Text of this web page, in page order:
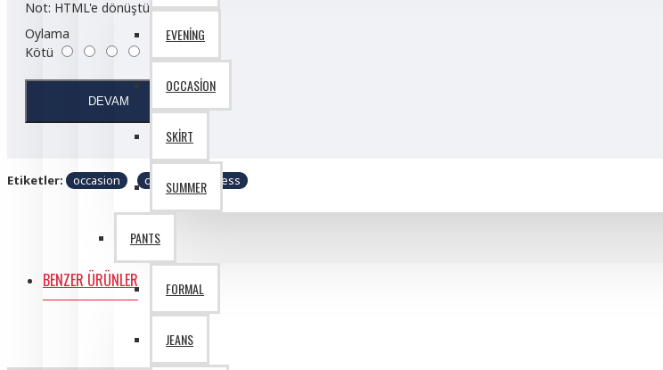
EVENING
OCCASION
SKIRT
SUMMER
PANTS
FORMAL
JEANS
Not: HTML'e dönüştürülmez!
Oylama
Kötü
DEVAM
Etiketler: occasion cool business
BENZER ÜRÜNLER